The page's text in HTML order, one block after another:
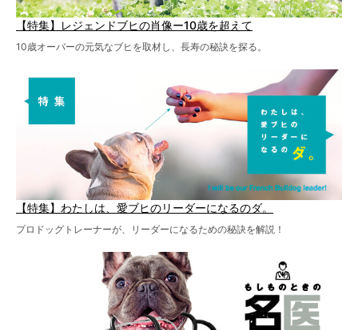
【特集】レジェンドブヒの肖像ー10歳を超えて
10歳オーバーの元気なブヒを取材し、長寿の秘訣を探る。
【特集】わたしは、愛ブヒのリーダーになるのダ。
プロドッグトレーナーが、リーダーになるための秘訣を解説！